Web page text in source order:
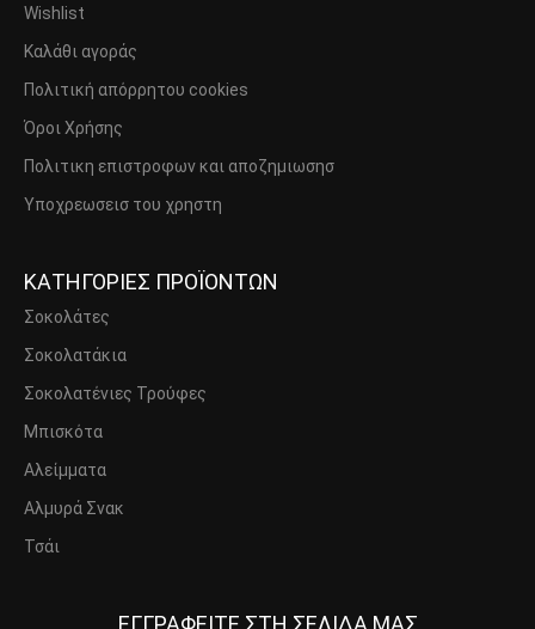
Wishlist
Καλάθι αγοράς
Πολιτική απόρρητου cookies
Όροι Χρήσης
Πολιτικη επιστροφων και αποζημιωσησ
Υποχρεωσεισ του χρηστη
ΚΑΤΗΓΟΡΙΕΣ ΠΡΟΪΟΝΤΩΝ
Σοκολάτες
Σοκολατάκια
Σοκολατένιες Τρούφες
Μπισκότα
Αλείμματα
Αλμυρά Σνακ
Τσάι
ΕΓΓΡΑΦΕΙΤΕ ΣΤΗ ΣΕΛΙΔΑ ΜΑΣ